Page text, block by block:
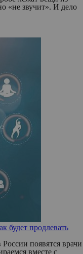
«не звучит». И дело
будет продлевать
появятся врачи
вместе с